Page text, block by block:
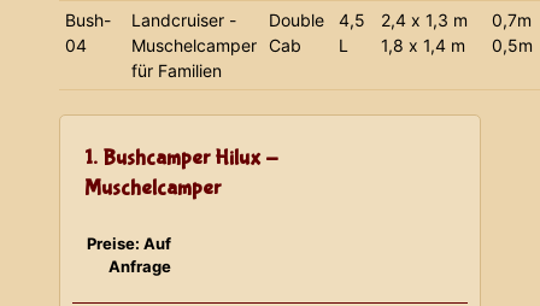
Bush-
04
Landcruiser -
Muschelcamper
für Familien
Double
Cab
4,5
L
2,4 x 1,3 m
1,8 x 1,4 m
0,7m
0,5m
1. Bushcamper Hilux -
Muschelcamper
Preise: Auf
Anfrage